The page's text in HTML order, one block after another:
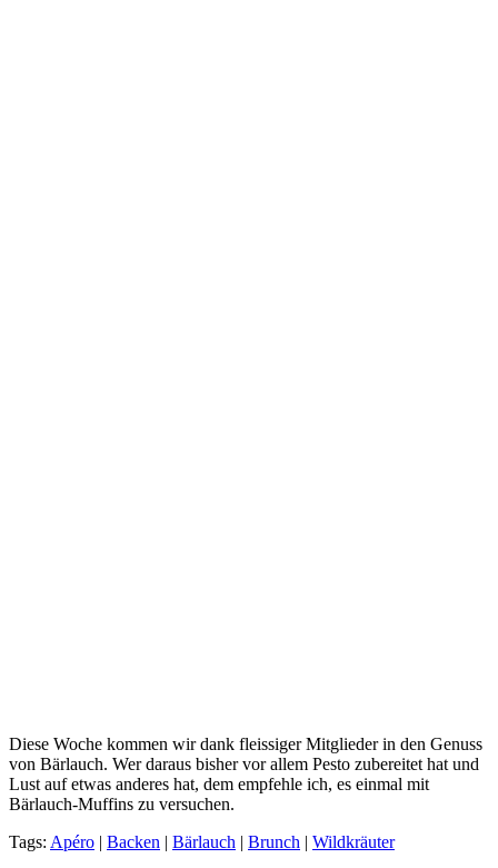
Diese Woche kommen wir dank fleissiger Mitglieder in den Genuss
von Bärlauch. Wer daraus bisher vor allem Pesto zubereitet hat und
Lust auf etwas anderes hat, dem empfehle ich, es einmal mit
Bärlauch-Muffins zu versuchen.
Tags: Apéro | Backen | Bärlauch | Brunch | Wildkräuter